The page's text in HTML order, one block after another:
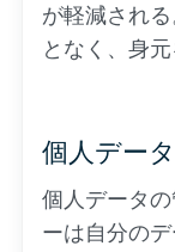
が軽減され
となく、身
個人デー
個人データ
ーは自分の